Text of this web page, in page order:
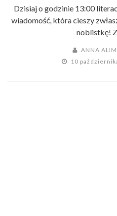
Dzisiaj o godzinie 13:00
wiadomość, która cieszy
noblistkę!
ANNA
10